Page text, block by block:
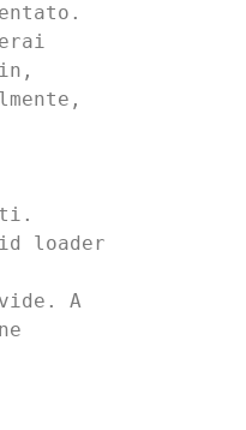
loader
A